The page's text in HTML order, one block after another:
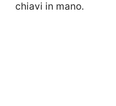
chiavi in mano.